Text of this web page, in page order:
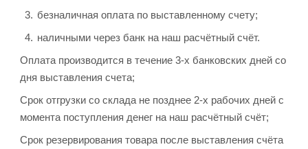
безналичная оплата по выставленному счету;
наличными через банк на наш расчётный счёт.
Оплата производится в течение 3-х банковских дней со
дня выставления счета;
Срок отгрузки со склада не позднее 2-х рабочих дней с
момента поступления денег на наш расчётный счёт;
Срок резервирования товара после выставления счёта